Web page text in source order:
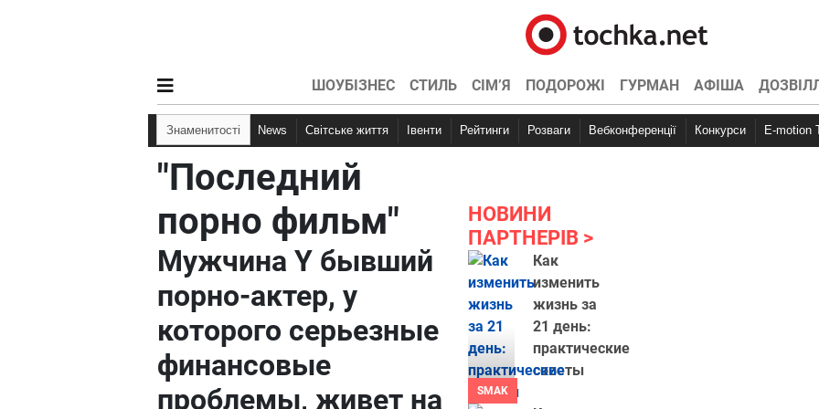
ШОУБІЗНЕС СТИЛЬ СІМ’Я ПОДОРОЖІ ГУРМАН АФІША
Знаменитості News Світське життя Івенти Рейтинги Розваги Вебконференції Конкурси E-motion
"Последний
порно фильм"
Мужчина Y бывший
порно-актер, у
которого серьезные
финансовые
проблемы, живет на
НОВИНИ
ПАРТНЕРІВ
SMAK
Как
изменить
жизнь за
21 день:
практические
советы